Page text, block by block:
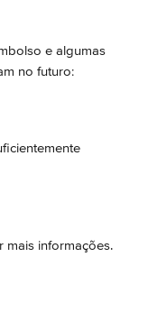
e algumas
no futuro:
mais informações.